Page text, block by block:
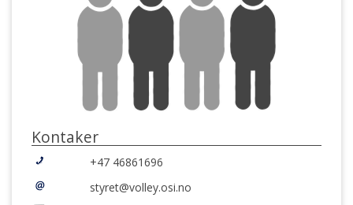
Kontaker
+47 46861696
styret@volley.osi.no